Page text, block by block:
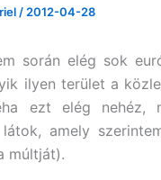
/ 2012-04-28
során elég sok
ilyen terület a
ezt elég nehéz,
látok, amely
múltját).